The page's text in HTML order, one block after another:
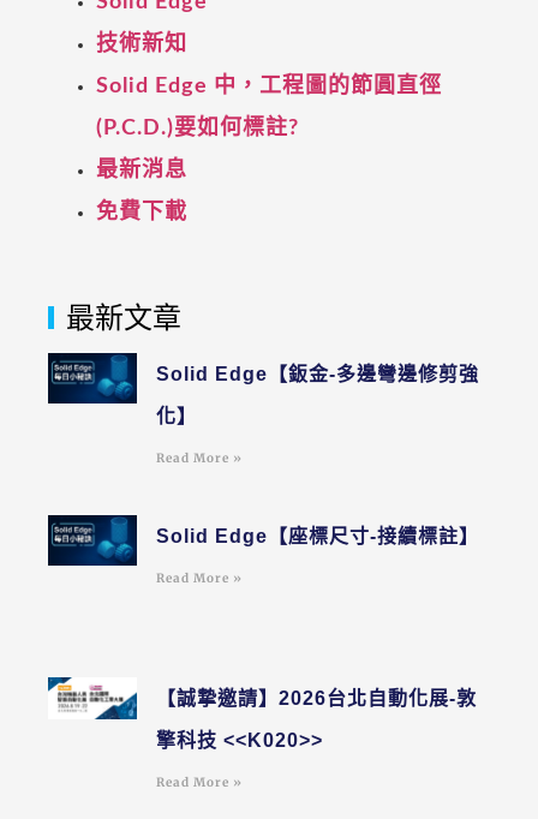
技術新知
Solid Edge 中，工程圖的節圓直徑
(P.C.D.)要如何標註?
最新消息
免費下載
最新文章
Solid Edge【鈑金-多邊彎邊修剪強
化】
Read More »
Solid Edge【座標尺寸-接續標註】
Read More »
【誠摯邀請】2026台北自動化展-敦
擎科技 <<K020>>
Read More »